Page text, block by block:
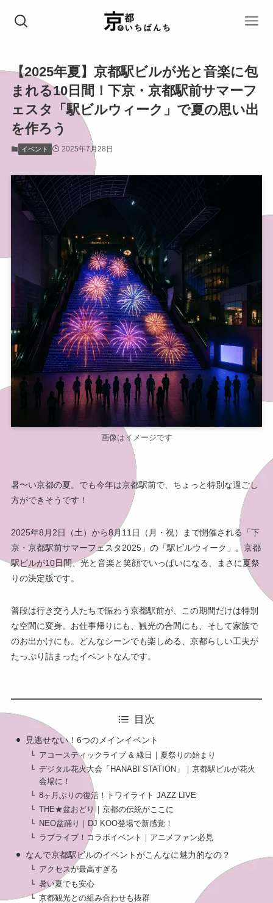
【2025年夏】京都駅ビルが光と音楽に包
まれる10日間！下京・京都駅前サマーフ
ェスタ「駅ビルウィーク」で夏の思い出
を作ろう
イベント 2025年7月28日
画像はイメージです
暑〜い京都の夏。でも今年は京都駅前で、ちょっと特別な過ごし
方ができそうです！
2025年8月2日（土）から8月11日（月・祝）まで開催される「下
京・京都駅前サマーフェスタ2025」の「駅ビルウィーク」。京都
駅ビルが10日間、光と音楽と笑顔でいっぱいになる、まさに夏祭
りの決定版です。
普段は行き交う人たちで賑わう京都駅前が、この期間だけは特別
な空間に変身。お仕事帰りにも、観光の合間にも、そして家族で
のお出かけにも。どんなシーンでも楽しめる、京都らしい工夫が
たっぷり詰まったイベントなんです。
目次
見逃せない！6つのメインイベント
アコースティックライブ & 縁日｜夏祭りの始まり
デジタル花火大会「HANABI STATION」｜京都駅ビルが花火
会場に！
8ヶ月ぶりの復活！トワイライト JAZZ LIVE
THE★盆おどり｜京都の伝統がここに
NEO盆踊り｜DJ KOO登場で新感覚！
ラブライブ！コラボイベント｜アニメファン必見
なんで京都駅ビルのイベントがこんなに魅力的なの？
アクセスが最高すぎる
暑い夏でも安心
京都観光との組み合わせも抜群